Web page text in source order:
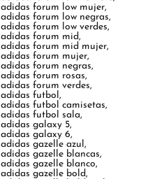
adidas forum low mujer,
adidas forum low negras,
adidas forum low verdes,
adidas forum mid,
adidas forum mid mujer,
adidas forum mujer,
adidas forum negras,
adidas forum rosas,
adidas forum verdes,
adidas futbol,
adidas futbol camisetas,
adidas futbol sala,
adidas galaxy 5,
adidas galaxy 6,
adidas gazelle azul,
adidas gazelle blancas,
adidas gazelle blanco,
adidas gazelle bold,